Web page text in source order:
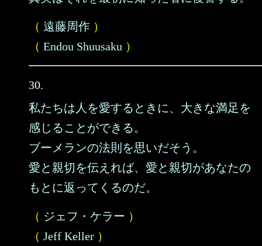
（ 遠藤周作 ）
（ Endou Shuusaku ）
30.
私たちは人を愛するときに、大きな満足を
感じることができる。
ブーメランの法則を思いだそう。
愛と親切を伝えれば、愛と親切があなたの
もとに返ってくるのだ。
（ ジェフ・ケラー ）
（ Jeff Keller ）